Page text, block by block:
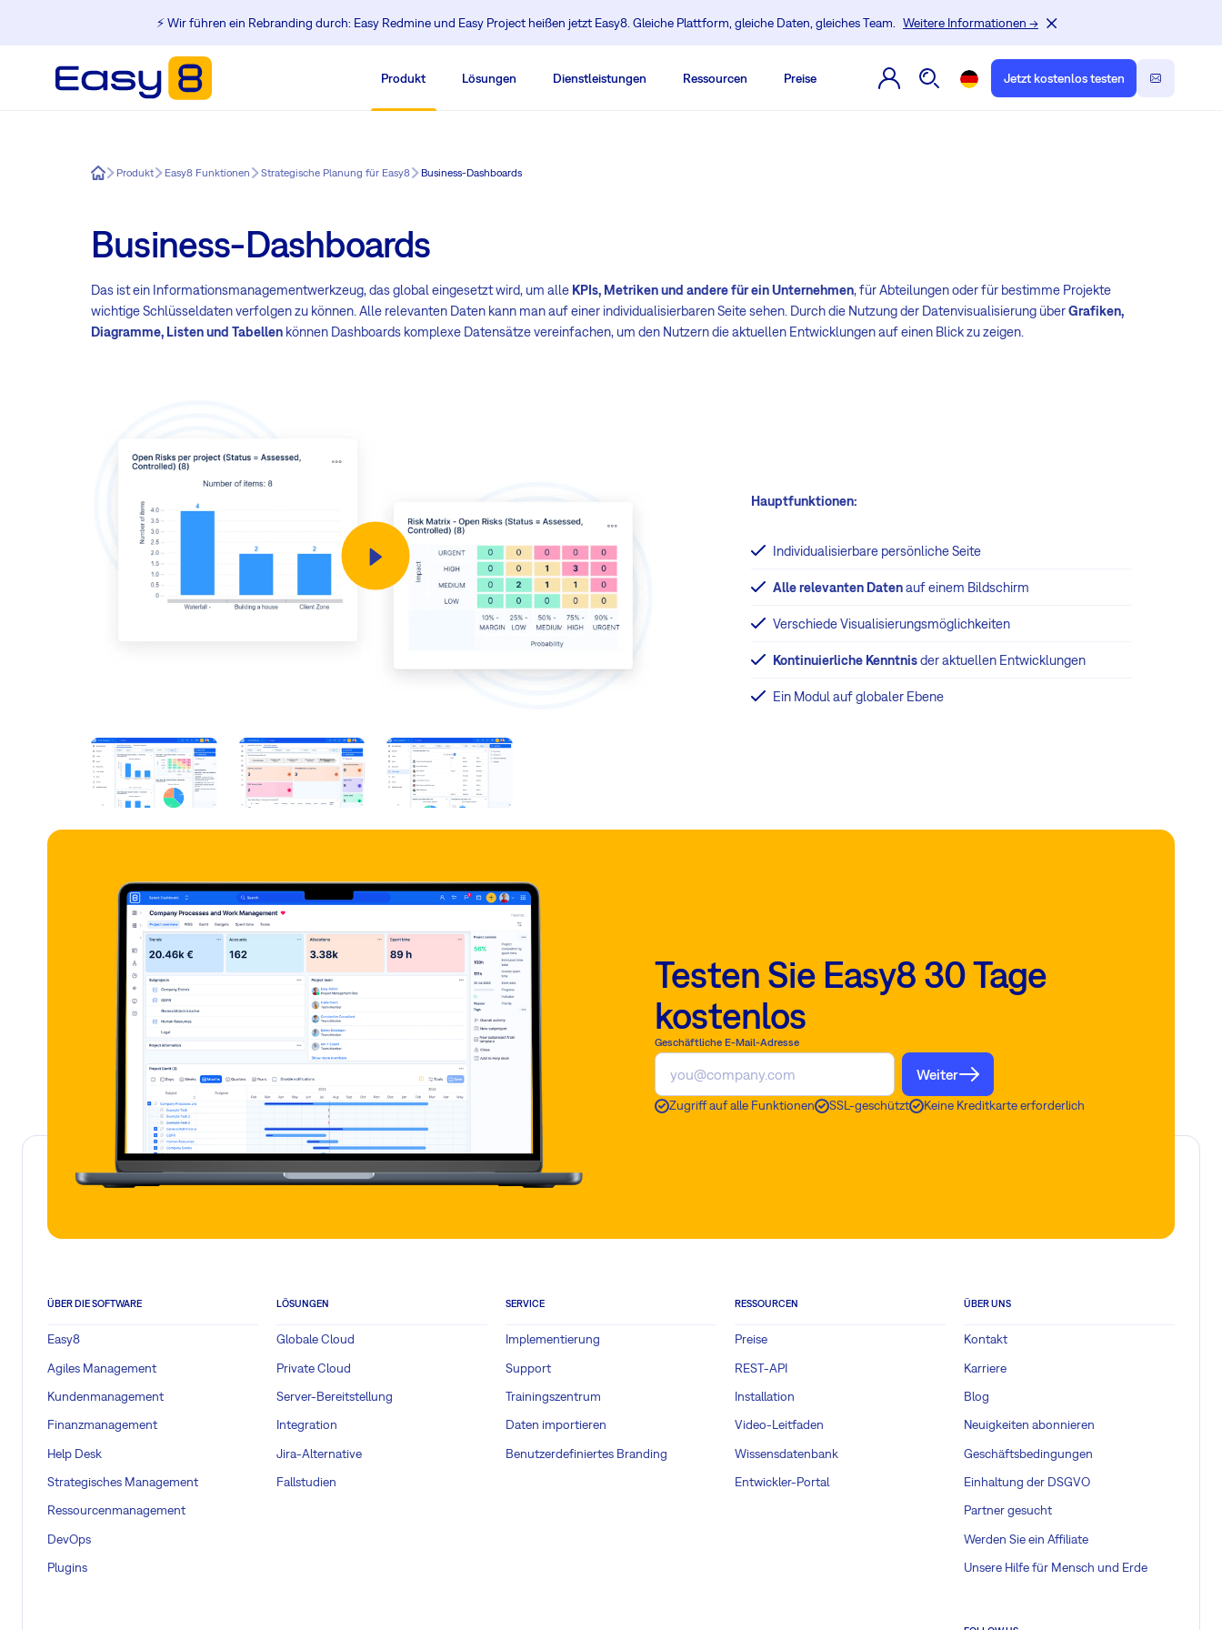
⚡️ Wir führen ein Rebranding durch: Easy Redmine und Easy Project heißen jetzt Easy8. Gleiche Plattform, gleiche Daten, gleiches Team. Weitere Informationen →
Produkt Lösungen Dienstleistungen Ressourcen Preise Jetzt kostenlos testen
Easy8Produkt Easy8 Funktionen Strategische Planung für Easy8 Business-Dashboards
Business-Dashboards
Das ist ein Informationsmanagementwerkzeug, das global eingesetzt wird, um alle KPIs, Metriken und andere für ein Unternehmen, für Abteilungen oder für bestimme Projekte
wichtige Schlüsseldaten verfolgen zu können. Alle relevanten Daten kann man auf einer individualisierbaren Seite sehen. Durch die Nutzung der Datenvisualisierung überGrafiken,
Diagramme, Listen und Tabellen können Dashboards komplexe Datensätze vereinfachen, um den Nutzern die aktuellen Entwicklungen auf einen Blick zu zeigen.
Hauptfunktionen:
Individualisierbare persönliche Seite
Alle relevanten Datenauf einem Bildschirm
Verschiede Visualisierungsmöglichkeiten
Kontinuierliche Kenntnisder aktuellen Entwicklungen
Ein Modul auf globaler Ebene
Testen Sie Easy8 30 Tage
kostenlos
Geschäftliche E-Mail-Adresse
Weiter
Zugriff auf alle Funktionen SSL-geschützt Keine Kreditkarte erforderlich
ÜBER DIE SOFTWARE
Easy8
Agiles Management
Kundenmanagement
Finanzmanagement
Help Desk
Strategisches Management
Ressourcenmanagement
DevOps
Plugins
LÖSUNGEN
Globale Cloud
Private Cloud
Server-Bereitstellung
Integration
Jira-Alternative
Fallstudien
SERVICE
Implementierung
Support
Trainingszentrum
Daten importieren
Benutzerdefiniertes Branding
RESSOURCEN
Preise
REST-API
Installation
Video-Leitfaden
Wissensdatenbank
Entwickler-Portal
ÜBER UNS
Kontakt
Karriere
Blog
Neuigkeiten abonnieren
Geschäftsbedingungen
Einhaltung der DSGVO
Partner gesucht
Werden Sie ein Affiliate
Unsere Hilfe für Mensch und Erde